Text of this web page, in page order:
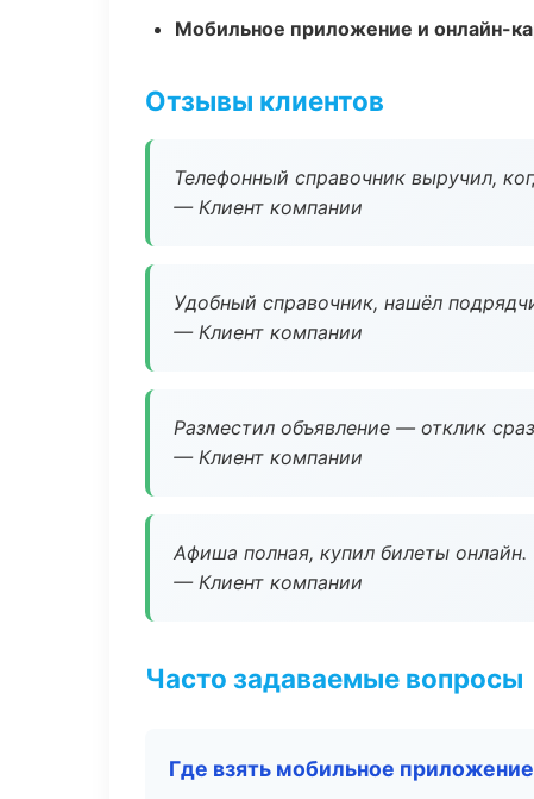
Мобильное приложение и онлайн-
Отзывы клиентов
Телефонный справочник выручил,
— Клиент компании
Удобный справочник, нашёл
— Клиент компании
Разместил объявление — отклик
— Клиент компании
Афиша полная, купил билеты онлайн.
— Клиент компании
Часто задаваемые вопросы
Где взять мобильное